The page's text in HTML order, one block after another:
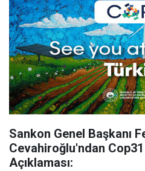
Sankon Genel Başkanı
Cevahiroğlu'ndan
Açıklaması: